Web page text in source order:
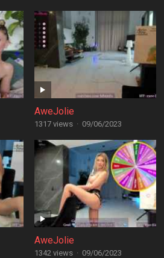
AweJolie
1317 views · 09/06/2023
AweJolie
1342 views · 09/06/2023